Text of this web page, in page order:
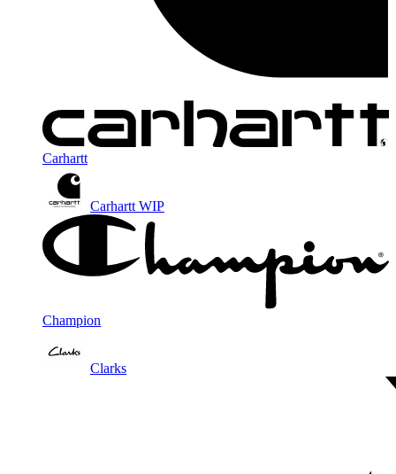
Carhartt
Carhartt WIP
Champion
Clarks